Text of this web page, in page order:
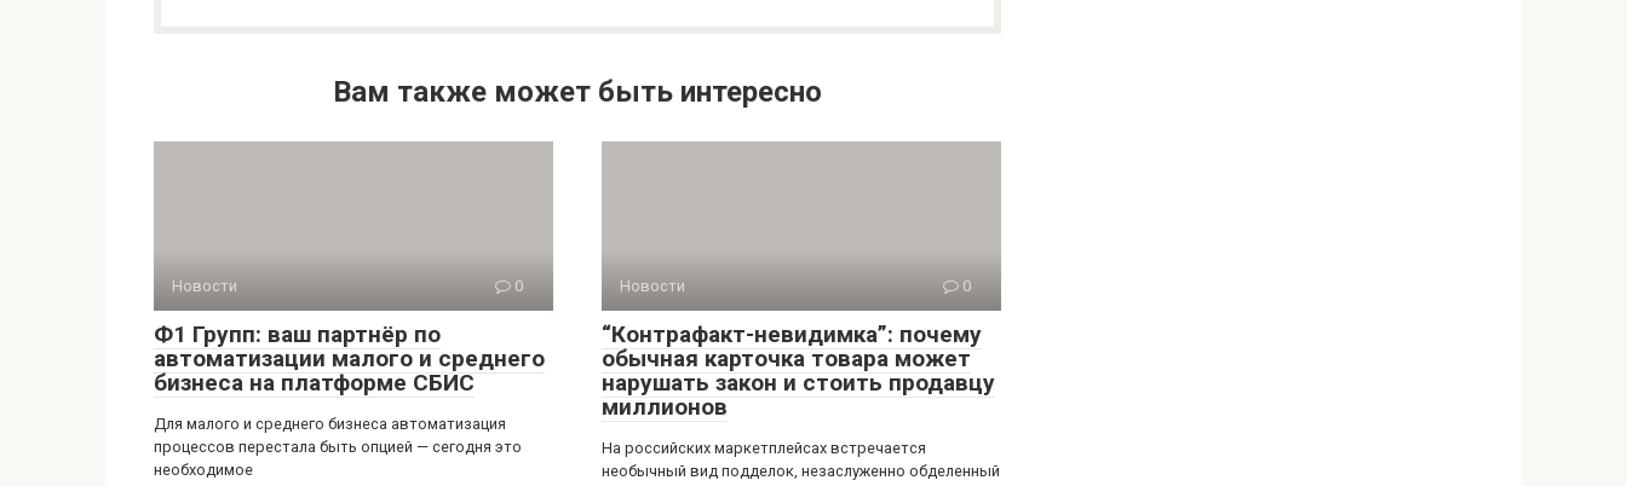
Вам также может быть интересно
Новости 0
Ф1 Групп: ваш партнёр по
автоматизации малого и среднего
бизнеса на платформе СБИС
Для малого и среднего бизнеса автоматизация
процессов перестала быть опцией — сегодня это
необходимое
Новости 0
“Контрафакт-невидимка”: почему
обычная карточка товара может
нарушать закон и стоить продавцу
миллионов
На российских маркетплейсах встречается
необычный вид подделок, незаслуженно обделенный